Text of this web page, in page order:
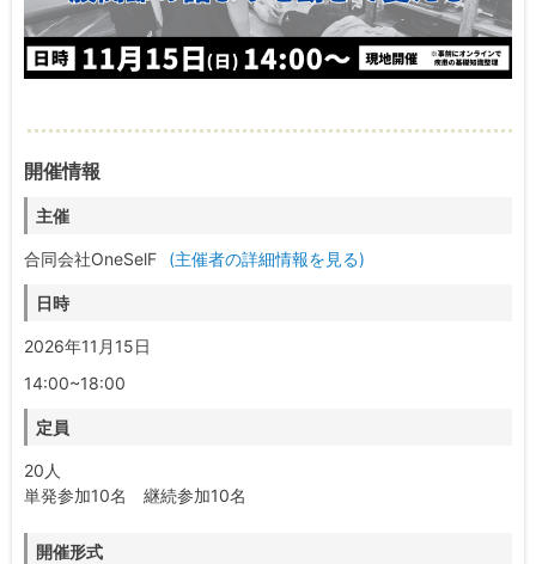
開催情報
主催
合同会社OneSelF (主催者の詳細情報を見る)
日時
2026年11月15日
14:00~18:00
定員
20人
単発参加10名 継続参加10名
開催形式